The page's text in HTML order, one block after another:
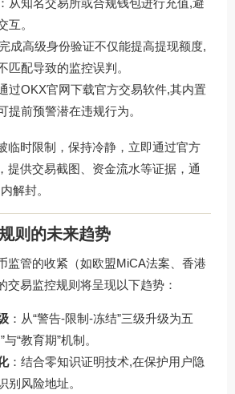
互。
完成高级身份验证不仅能提高提现额度,
匹配导致的监控误判。
过OKX官网下载官方交易软件,其内置
提前预警潜在违规行为。
临时限制，保持冷静，立即通过官方
提供交易截图、资金流水等证据，通
解封。
则的未来趋势
监管的收紧（如欧盟MiCA法案、香港
交易监控规则将呈现以下趋势：
：从“警告-限制-冻结”三级升级为五
“教育期”机制。
：结合零知识证明技术,在保护用户隐
别风险地址。